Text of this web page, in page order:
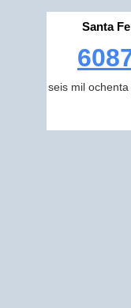
Santa Fe
seis mil ochenta